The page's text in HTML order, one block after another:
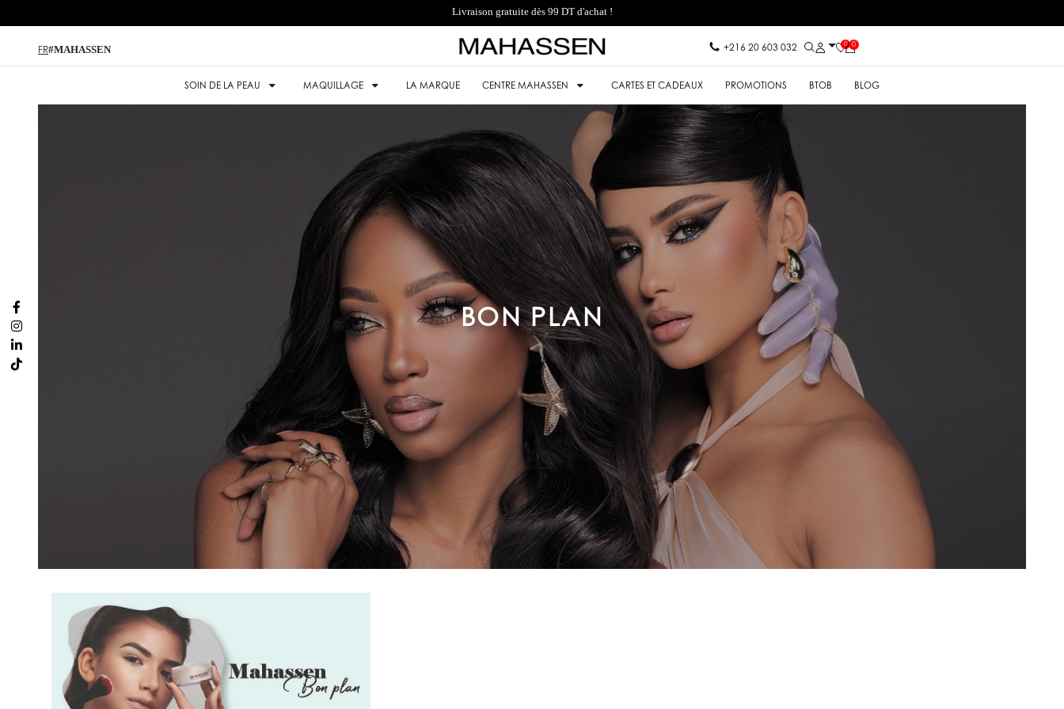
Livraison gratuite dès 99 DT d'achat !
FR#MAHASSEN +216 20 603 032 0 0
SOIN DE LA PEAU MAQUILLAGE LA MARQUE CENTRE MAHASSEN CARTES ET CADEAUX PROMOTIONS BTOB BLOG
BON PLAN